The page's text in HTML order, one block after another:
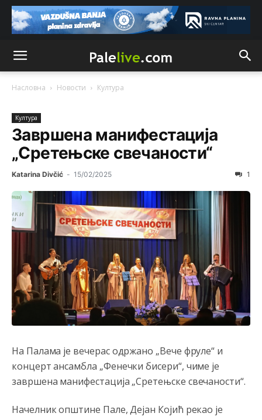
Насловна Новости Култура
Култура
Завршена манифестација
„Сретењске свечаности“
Katarina Divčić - 15/02/2025 1
На Палама је вечерас одржано „Вече фруле“ и
концерт ансамбла „Фенечки бисери“, чиме је
завршена манифестација „Сретењске свечаности“.
Начелник општине Пале, Дејан Којић рекао је